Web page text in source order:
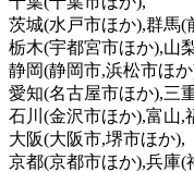
茨城(水戸市ほか),群馬(
栃木(宇都宮市ほか),山
静岡(静岡市,浜松市ほ
愛知(名古屋市ほか),三
石川 (金沢市ほか),富山,
大阪(大阪市,堺市ほか),
京都(京都市ほか),兵庫(